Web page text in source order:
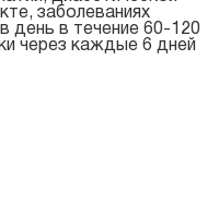
заболеваниях
день в течение 60-120
через каждые 6 дней